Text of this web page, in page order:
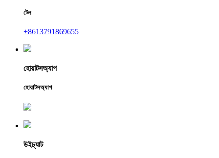
টেল
+8613791869655
হোয়াটসঅ্যাপ
হোয়াটসঅ্যাপ
উইচ্যাট